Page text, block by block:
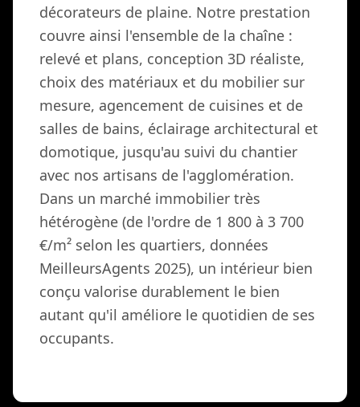
décorateurs de plaine. Notre prestation
couvre ainsi l'ensemble de la chaîne :
relevé et plans, conception 3D réaliste,
choix des matériaux et du mobilier sur
mesure, agencement de cuisines et de
salles de bains, éclairage architectural et
domotique, jusqu'au suivi du chantier
avec nos artisans de l'agglomération.
Dans un marché immobilier très
hétérogène (de l'ordre de 1 800 à 3 700
€/m² selon les quartiers, données
MeilleursAgents 2025), un intérieur bien
conçu valorise durablement le bien
autant qu'il améliore le quotidien de ses
occupants.